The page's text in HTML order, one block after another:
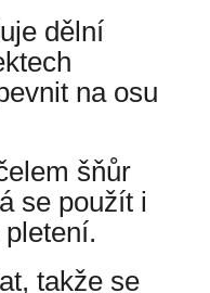
dělní
na osu
šňůr
se použít i
takže se